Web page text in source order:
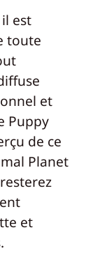
est
toute
et
Puppy
de ce
Planet
et